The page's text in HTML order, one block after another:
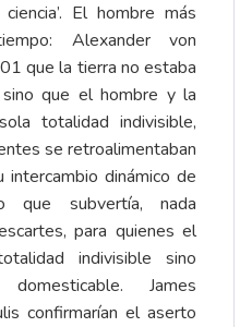
El hombre más
Alexander von
que la tierra no estaba
que el hombre y la
totalidad indivisible,
se retroalimentaban
dinámico de
que subvertía, nada
para quienes el
indivisible sino
James
confirmarían el aserto